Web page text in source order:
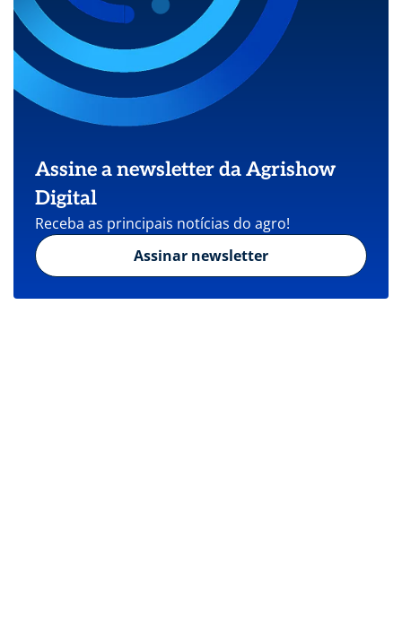
Assine a newsletter da Agrishow
Digital
Receba as principais notícias do agro!
Assinar newsletter